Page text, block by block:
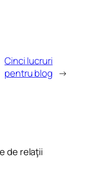
Cinci lucruri
pentru blog →
de relaţii